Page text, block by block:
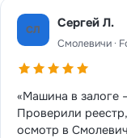
СЛ Сергей Л.
Смолевичи ·
«Машина в залоге
Проверили
осмотр в